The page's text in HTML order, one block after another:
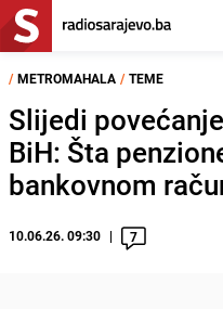
/ METROMAHALA / TEME
Slijedi
BiH: Šta
bankovnom
10.06.26. 09:30 7